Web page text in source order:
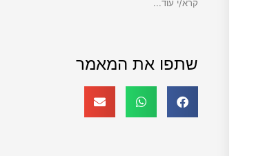
קרא/י עוד...
שתפו את המאמר